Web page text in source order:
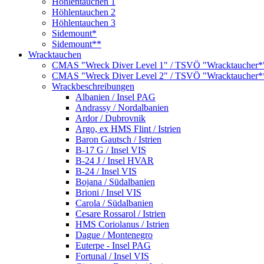
Höhlentauchen 2
Höhlentauchen 3
Sidemount*
Sidemount**
Wracktauchen
CMAS "Wreck Diver Level 1" / TSVÖ
CMAS "Wreck Diver Level 2" / TSVÖ
Wrackbeschreibungen
Albanien / Insel PAG
Andrassy / Nordalbanien
Ardor / Dubrovnik
Argo, ex HMS Flint / Istrien
Baron Gautsch / Istrien
B-17 G / Insel VIS
B-24 J / Insel HVAR
B-24 / Insel VIS
Bojana / Südalbanien
Brioni / Insel VIS
Carola / Südalbanien
Cesare Rossarol / Istrien
HMS Coriolanus / Istrien
Dague / Montenegro
Euterpe - Insel PAG
Fortunal / Insel VIS